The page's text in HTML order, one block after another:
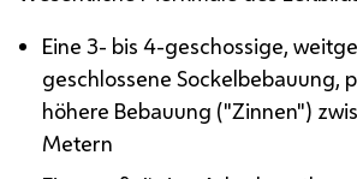
Eine 3- bis 4-geschossige,
geschlossene Sockelbebauung,
höhere Bebauung ("Zinnen")
Metern